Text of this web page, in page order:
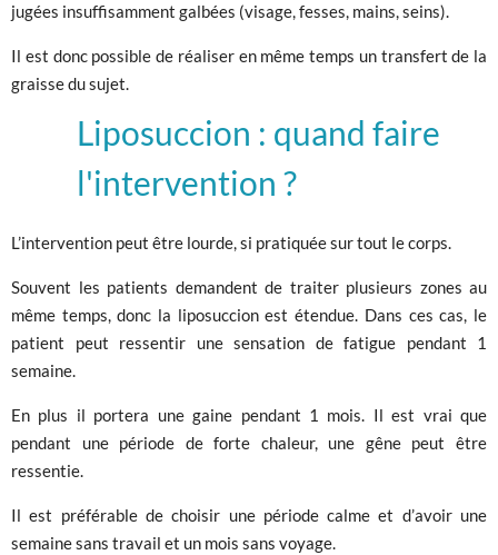
jugées insuffisamment galbées (visage, fesses, mains, seins).
Il est donc possible de réaliser en même temps un transfert de la
graisse du sujet.
Liposuccion : quand faire
l'intervention ?
L’intervention peut être lourde, si pratiquée sur tout le corps.
Souvent les patients demandent de traiter plusieurs zones au
même temps, donc la liposuccion est étendue. Dans ces cas, le
patient peut ressentir une sensation de fatigue pendant 1
semaine.
En plus il portera une gaine pendant 1 mois. Il est vrai que
pendant une période de forte chaleur, une gêne peut être
ressentie.
Il est préférable de choisir une période calme et d’avoir une
semaine sans travail et un mois sans voyage.